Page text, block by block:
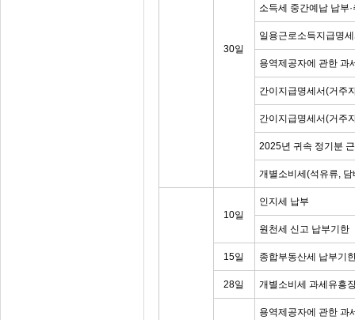
30일
소득세 중간예납 납부
일용근로소득지급명
용역제공자에 관한 과
간이지급명세서(거주
간이지급명세서(거주
2025년 귀속 정기분
개별소비세(석유류, 담
10일
인지세 납부
원천세 신고 납부기한
15일 종합부동산세 납부기
28일 개별소비세 과세유흥
용역제공자에 관한 과